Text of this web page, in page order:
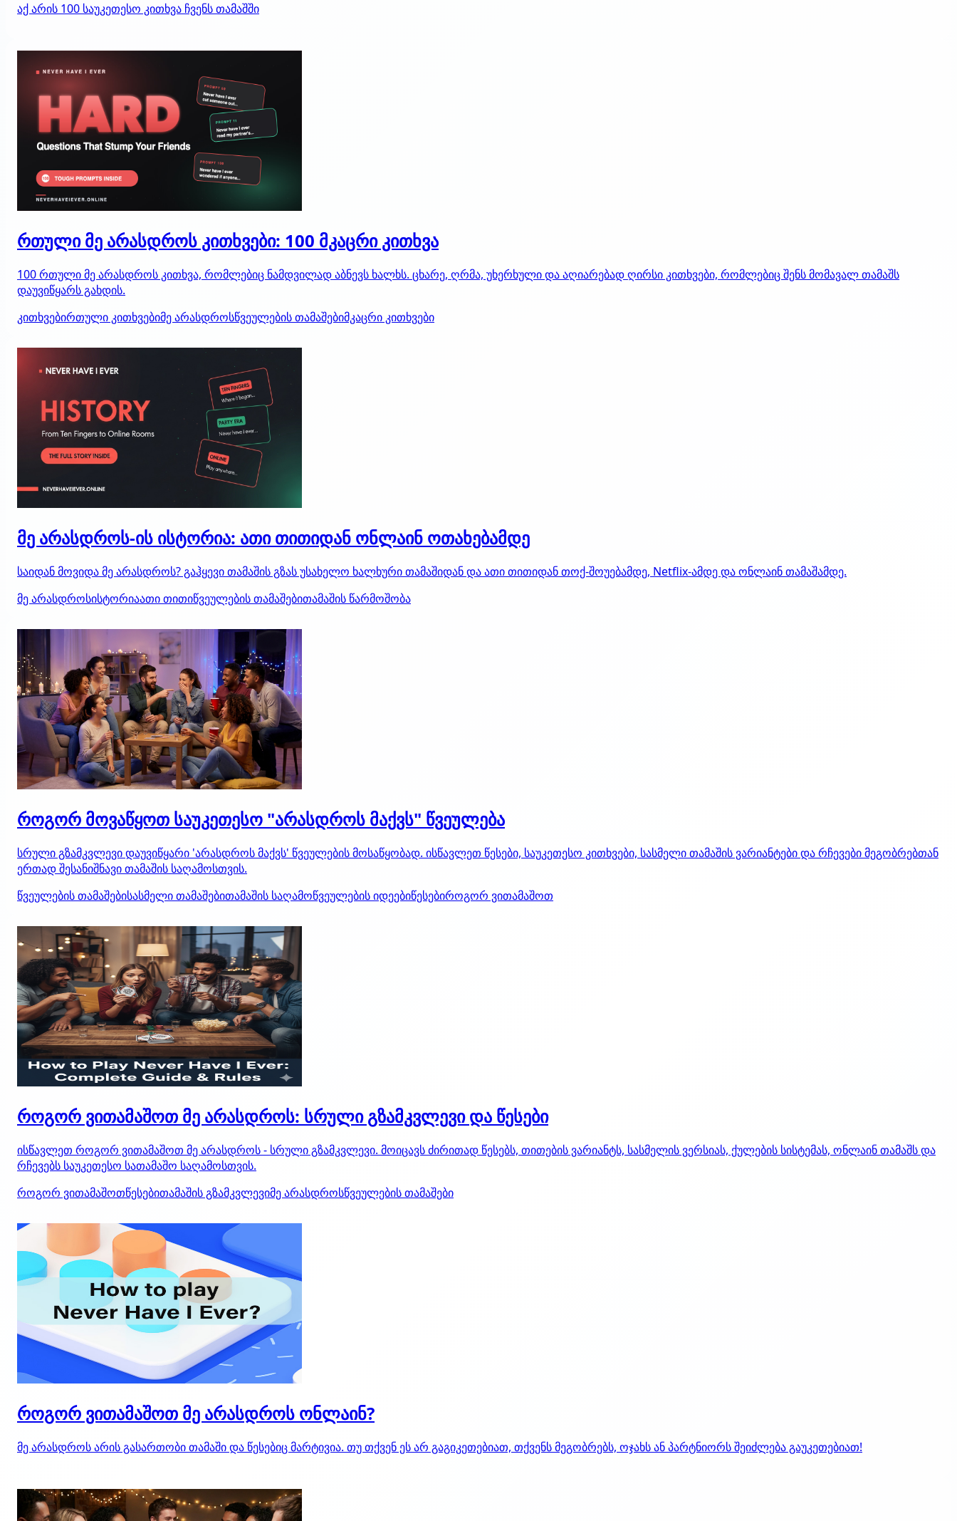
აქ არის 100 საუკეთესო კითხვა ჩვენს თამაშში
რთული მე არასდროს კითხვები: 100 მკაცრი კითხვა
100 რთული მე არასდროს კითხვა, რომლებიც ნამდვილად აბნევს ხალხს. ცხარე, ღრმა, უხერხული და აღიარებად ღირსი კითხვები, რომლებიც შენს მომავალ თამაშს
დაუვიწყარს გახდის.
კითხვებირთული კითხვებიმე არასდროსწვეულების თამაშებიმკაცრი კითხვები
მე არასდროს-ის ისტორია: ათი თითიდან ონლაინ ოთახებამდე
საიდან მოვიდა მე არასდროს? გაჰყევი თამაშის გზას უსახელო ხალხური თამაშიდან და ათი თითიდან თოქ-შოუებამდე, Netflix-ამდე და ონლაინ თამაშამდე.
მე არასდროსისტორიაათი თითიწვეულების თამაშებითამაშის წარმოშობა
როგორ მოვაწყოთ საუკეთესო "არასდროს მაქვს" წვეულება
სრული გზამკვლევი დაუვიწყარი 'არასდროს მაქვს' წვეულების მოსაწყობად. ისწავლეთ წესები, საუკეთესო კითხვები, სასმელი თამაშის ვარიანტები და რჩევები მეგობრებთან
ერთად შესანიშნავი თამაშის საღამოსთვის.
წვეულების თამაშებისასმელი თამაშებითამაშის საღამოწვეულების იდეებიწესებიროგორ ვითამაშოთ
როგორ ვითამაშოთ მე არასდროს: სრული გზამკვლევი და წესები
ისწავლეთ როგორ ვითამაშოთ მე არასდროს - სრული გზამკვლევი. მოიცავს ძირითად წესებს, თითების ვარიანტს, სასმელის ვერსიას, ქულების სისტემას, ონლაინ თამაშს და
რჩევებს საუკეთესო სათამაშო საღამოსთვის.
როგორ ვითამაშოთწესებითამაშის გზამკვლევიმე არასდროსწვეულების თამაშები
როგორ ვითამაშოთ მე არასდროს ონლაინ?
მე არასდროს არის გასართობი თამაში და წესებიც მარტივია. თუ თქვენ ეს არ გაგიკეთებიათ, თქვენს მეგობრებს, ოჯახს ან პარტნიორს შეიძლება გაუკეთებიათ!